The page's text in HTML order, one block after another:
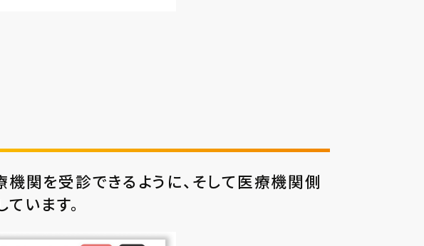
関を受診できるように、そして医療機関側
います。